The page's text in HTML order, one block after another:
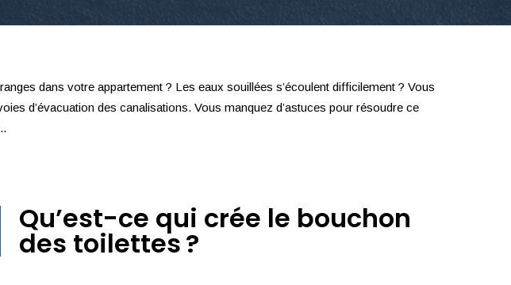
dans votre appartement ? Les eaux souillées s’écoulent difficilement ? Vous
d’évacuation des canalisations. Vous manquez d’astuces pour résoudre ce
Qu’est-ce qui crée le bouchon
des toilettes ?